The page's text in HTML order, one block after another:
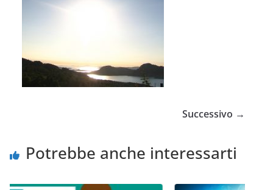
Successivo →
Potrebbe anche interessarti